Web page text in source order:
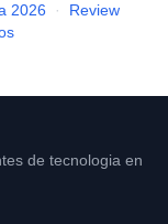
2026 ·
Review
de tecnologia en